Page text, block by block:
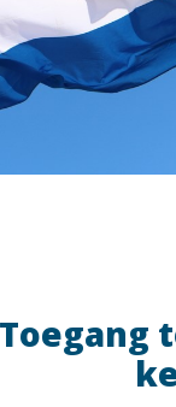
Toegang